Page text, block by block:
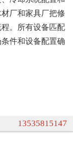
厂和家具厂把修
。所有设备匹配
件和设备配置确
13535815147